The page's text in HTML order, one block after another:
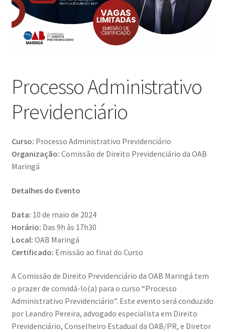
Processo Administrativo
Previdenciário
Curso: Processo Administrativo Previdenciário
Organização: Comissão de Direito Previdenciário da OAB
Maringá
Detalhes do Evento
Data: 10 de maio de 2024
Horário: Das 9h às 17h30
Local: OAB Maringá
Certificado: Emissão ao final do Curso
A Comissão de Direito Previdenciário da OAB Maringá tem
o prazer de convidá-lo(a) para o curso “Processo
Administrativo Previdenciário”. Este evento será conduzido
por Leandro Pereira, advogado especialista em Direito
Previdenciário, Conselheiro Estadual da OAB/PR, e Diretor